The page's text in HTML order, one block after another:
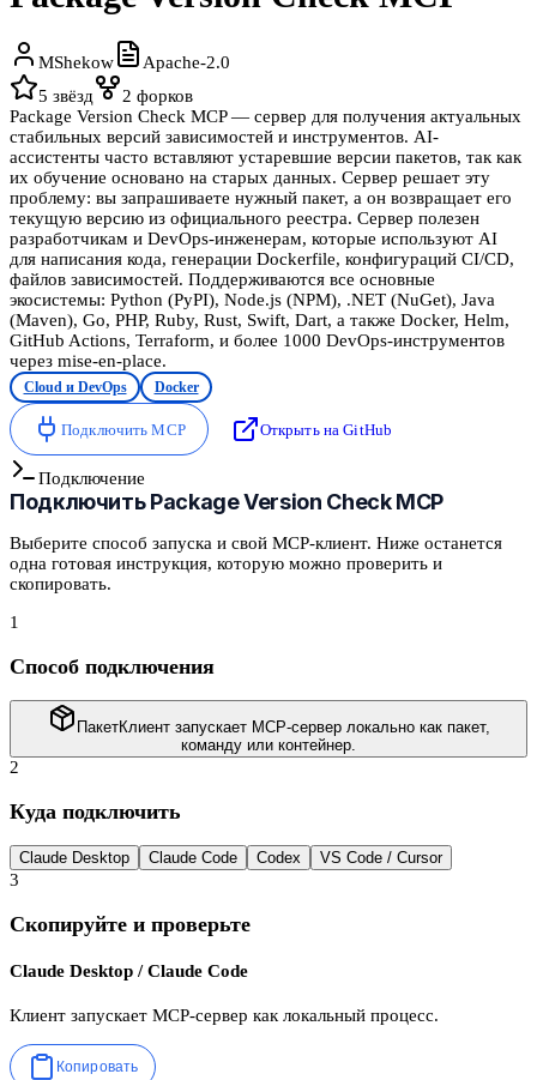
MShekow
Apache-2.0
5 звёзд 2 форков
Package Version Check MCP — сервер для получения актуальных
стабильных версий зависимостей и инструментов. AI-
ассистенты часто вставляют устаревшие версии пакетов, так как
их обучение основано на старых данных. Сервер решает эту
проблему: вы запрашиваете нужный пакет, а он возвращает его
текущую версию из официального реестра. Сервер полезен
разработчикам и DevOps-инженерам, которые используют AI
для написания кода, генерации Dockerfile, конфигураций CI/CD,
файлов зависимостей. Поддерживаются все основные
экосистемы: Python (PyPI), Node.js (NPM), .NET (NuGet), Java
(Maven), Go, PHP, Ruby, Rust, Swift, Dart, а также Docker, Helm,
GitHub Actions, Terraform, и более 1000 DevOps-инструментов
через mise-en-place.
Cloud и DevOps Docker
Подключить MCP Открыть на GitHub
Подключение
ПодключитьPackage Version Check MCP
Выберите способ запуска и свой MCP-клиент. Ниже останется
одна готовая инструкция, которую можно проверить и
скопировать.
1
Способ подключения
ПакетКлиент запускает MCP-сервер локально как пакет,
команду или контейнер.
2
Куда подключить
Claude Desktop Claude Code Codex VS Code / Cursor
3
Скопируйте и проверьте
Claude Desktop / Claude Code
Клиент запускает MCP-сервер как локальный процесс.
Копировать